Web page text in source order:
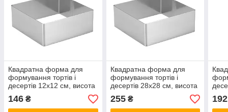
Квадратна форма для
формування тортів і
десертів 12х12 см, висота
10 см
146 ₴
Квадратна форма для
формування тортів і
десертів 28х28 см, висота
10 см
255₴
10
192